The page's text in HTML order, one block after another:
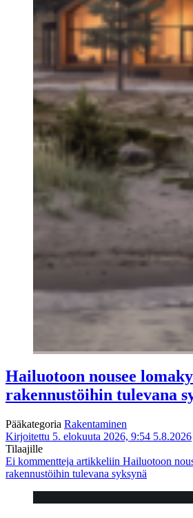
Hailuotoon nousee
rakennustöihin tulevana
Pääkategoria Rakentaminen
Kirjoitettu 5. elokuuta 2026, 9:54 5.8.2026
Tilaajille
Ei kommentteja artikkeliin Hailuotoon
rakennustöihin tulevana syksynä